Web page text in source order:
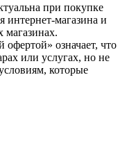
при покупке
интернет-магазина и
магазинах.
означает, что
или услугах, но не
которые